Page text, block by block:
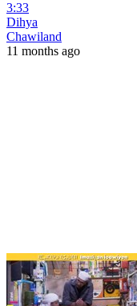
3:33
Dihya
Chawiland
11 months ago